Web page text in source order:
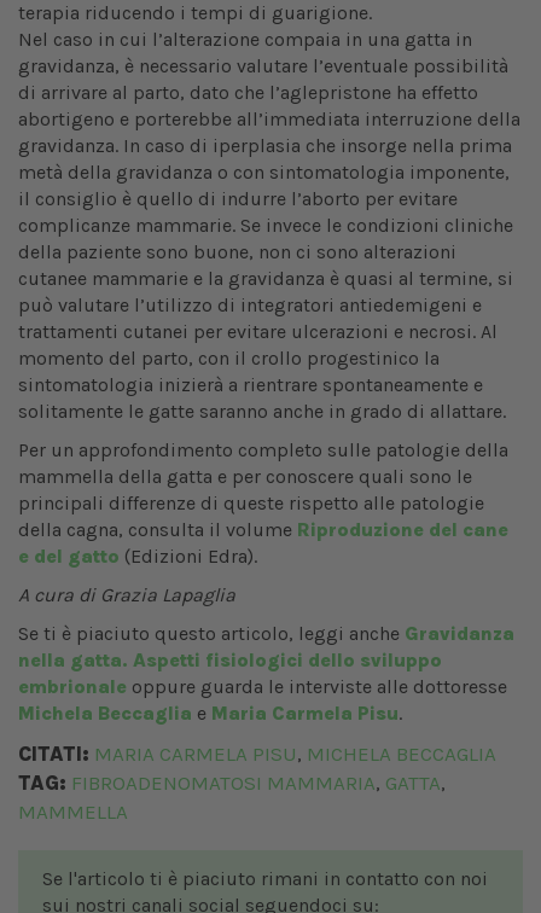
terapia riducendo i tempi di guarigione.
Nel caso in cui l’alterazione compaia in una gatta in
gravidanza, è necessario valutare l’eventuale possibilità
di arrivare al parto, dato che l’aglepristone ha effetto
abortigeno e porterebbe all’immediata interruzione della
gravidanza. In caso di iperplasia che insorge nella prima
metà della gravidanza o con sintomatologia imponente,
il consiglio è quello di indurre l’aborto per evitare
complicanze mammarie. Se invece le condizioni cliniche
della paziente sono buone, non ci sono alterazioni
cutanee mammarie e la gravidanza è quasi al termine, si
può valutare l’utilizzo di integratori antiedemigeni e
trattamenti cutanei per evitare ulcerazioni e necrosi. Al
momento del parto, con il crollo progestinico la
sintomatologia inizierà a rientrare spontaneamente e
solitamente le gatte saranno anche in grado di allattare.
Per un approfondimento completo sulle patologie della
mammella della gatta e per conoscere quali sono le
principali differenze di queste rispetto alle patologie
della cagna, consulta il volume Riproduzione del cane
e del gatto (Edizioni Edra).
A cura di Grazia Lapaglia
Se ti è piaciuto questo articolo, leggi anche Gravidanza
nella gatta. Aspetti fisiologici dello sviluppo
embrionale oppure guarda le interviste alle dottoresse
Michela Beccaglia e Maria Carmela Pisu.
CITATI: MARIA CARMELA PISU, MICHELA BECCAGLIA
TAG: FIBROADENOMATOSI MAMMARIA, GATTA,
MAMMELLA
Se l'articolo ti è piaciuto rimani in contatto con noi
sui nostri canali social seguendoci su: